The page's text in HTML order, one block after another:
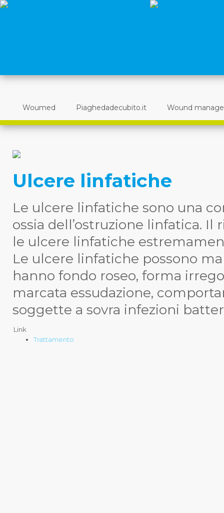
Woumed Piaghedadecubito.it Wound
Ulcere linfatiche
Le ulcere linfatiche sono una
ossia dell’ostruzione linfatica.
le ulcere linfatiche
Le ulcere linfatiche possono
hanno fondo roseo, forma
marcata essudazione,
soggette a sovra infezioni
Link
Trattamento